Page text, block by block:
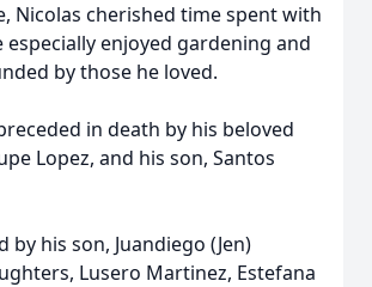
Nicolas cherished time spent with
especially enjoyed gardening and
by those he loved.
in death by his beloved
Lopez, and his son, Santos
by his son, Juandiego (Jen)
Lusero Martinez, Estefana